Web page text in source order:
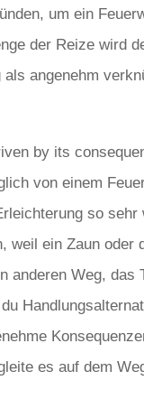
um ein
der Reize wird
angenehm
by its
von einem
so
weil ein Zaun
anderen Weg,
es auf dem